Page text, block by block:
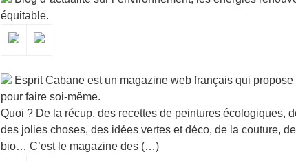
équitable.
Esprit Cabane est un magazine web français qui
pour faire soi-même.
Quoi ? De la récup, des recettes de peintures écologiques,
des jolies choses, des idées vertes et déco, de la couture,
bio… C’est le magazine des (…)